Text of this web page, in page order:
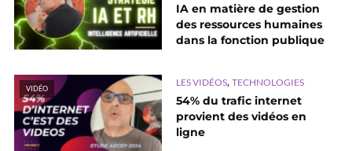
IA en matière de gestion
des ressources humaines
dans la fonction publique
VIDÉO
LES VIDÉOS, TECHNOLOGIES
54% du trafic internet
provient des vidéos en
ligne